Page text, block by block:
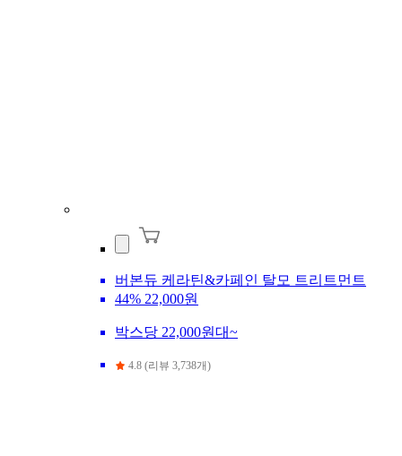
버본듀 케라틴&카페인 탈모 트리트먼트
44% 22,000원
박스당 22,000원대~
4.8 (리뷰 3,738개)